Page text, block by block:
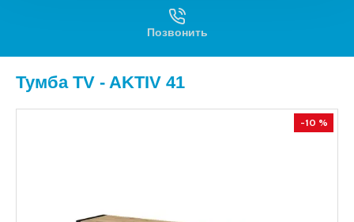
Позвонить
Тумба TV - AKTIV 41
-10 %